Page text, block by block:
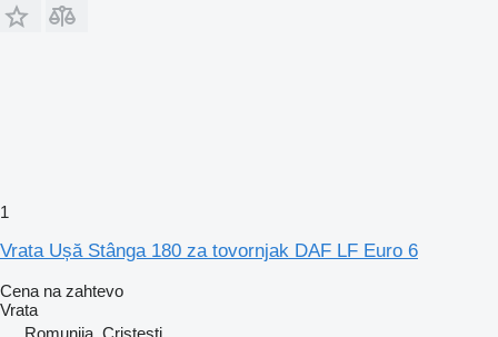
1
Vrata Ușă Stânga 180 za tovornjak DAF LF Euro 6
Cena na zahtevo
Vrata
Romunija, Cristesti